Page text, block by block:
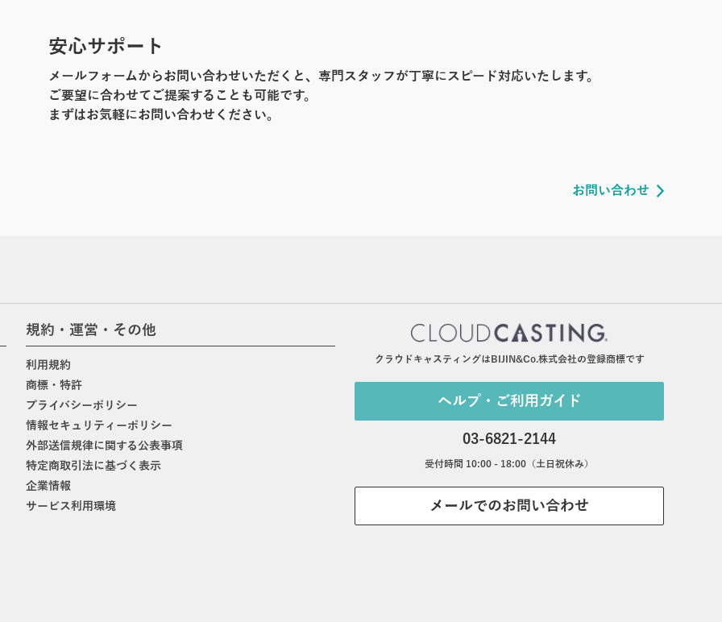
安心サポート
メールフォームからお問い合わせいただくと、専門スタッフが丁寧にスピード対応いたします。
ご要望に合わせてご提案することも可能です。
まずはお気軽にお問い合わせください。
お問い合わせ
規約・運営・その他
利用規約
商標・特許
プライバシーポリシー
情報セキュリティーポリシー
外部送信規律に関する公表事項
特定商取引法に基づく表示
企業情報
サービス利用環境
クラウドキャスティングはBIJIN&Co.株式会社の登録商標です
ヘルプ・ご利用ガイド
03-6821-2144
受付時間 10:00 - 18:00（土日祝休み）
メールでのお問い合わせ